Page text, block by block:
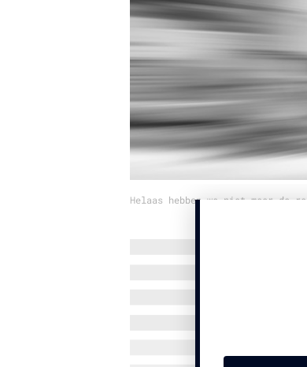
Helaas hebben we niet meer de